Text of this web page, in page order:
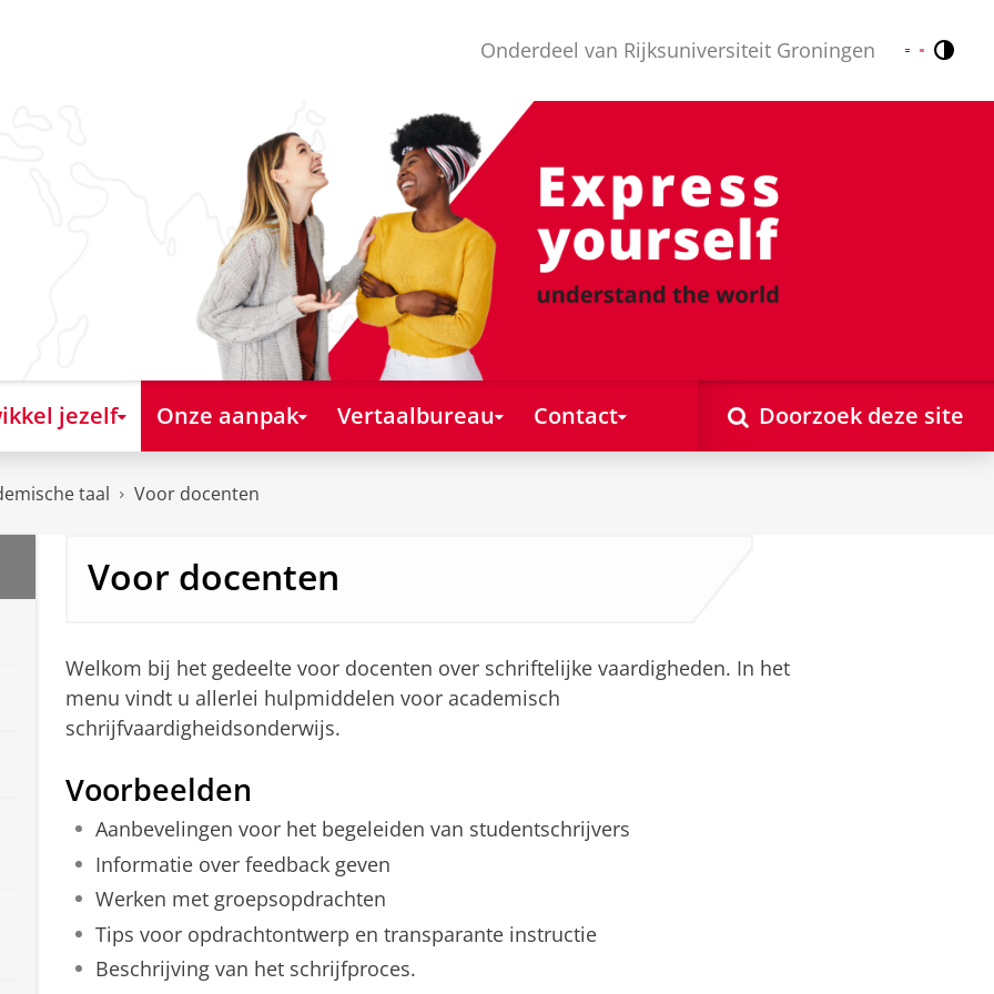
Onderdeel van Rijksuniversiteit Groningen Nederlands
English
jezelf Onze aanpak Vertaalbureau Contact Doorzoek deze site
taal Voor docenten
Voor docenten
Welkom bij het gedeelte voor docenten over schriftelijke vaardigheden. In het
menu vindt u allerlei hulpmiddelen voor academisch
schrijfvaardigheidsonderwijs.
Voorbeelden
Aanbevelingen voor het begeleiden van studentschrijvers
Informatie over feedback geven
Werken met groepsopdrachten
Tips voor opdrachtontwerp en transparante instructie
Beschrijving van het schrijfproces.